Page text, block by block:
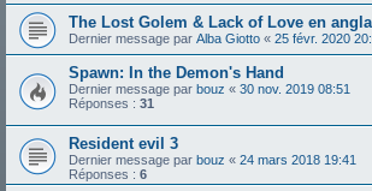
The Lost Golem & Lack of Love en
Dernier message par Alba Giotto « 25 févr. 2020
Spawn: In the Demon's Hand
Dernier message par bouz « 30 nov. 2019 08:51
Réponses : 31
Resident evil 3
Dernier message par bouz « 24 mars 2018 19:41
Réponses : 6